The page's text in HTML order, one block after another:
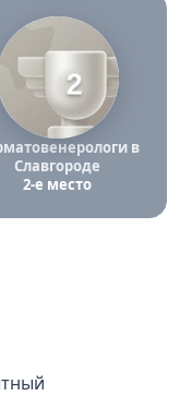
2
в
Славгороде
2-е место